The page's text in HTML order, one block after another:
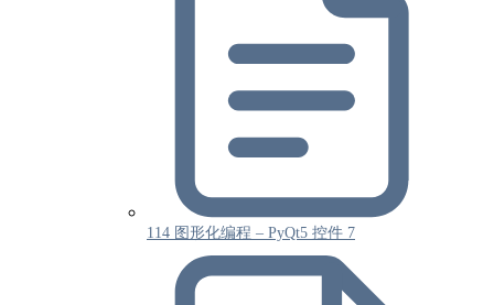
114 图形化编程 – PyQt5 控件 7